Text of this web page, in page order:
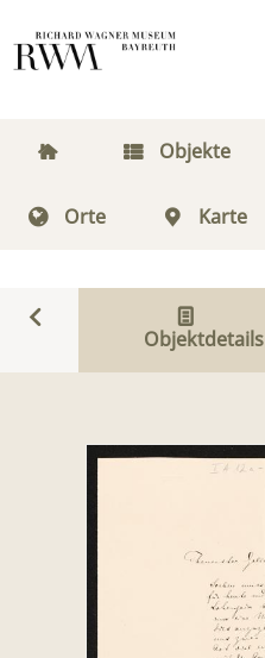
Objekte
Orte Karte
Objektdetails